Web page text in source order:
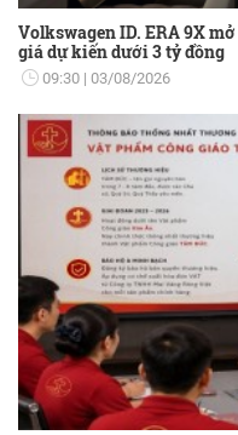
Volkswagen ID. ERA 9X
giá dự kiến dưới 3 tỷ đồng
09:30 03/08/2026